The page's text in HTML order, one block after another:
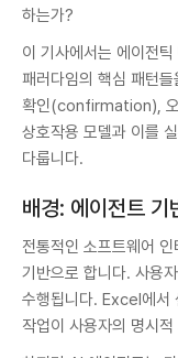
하는가?
이 기사에서는 에이전
패러다임의 핵심 패턴
확인(confirmation),
상호작용 모델과 이를
다룹니다.
배경: 에이전트 기
전통적인 소프트웨어
기반으로 합니다. 사용
수행됩니다. Excel에서
작업이 사용자의 명시